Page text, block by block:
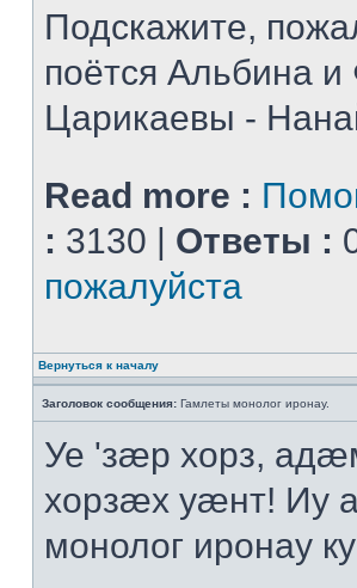
Подскажите,
поётся Альбина и
Царикаевы -
Read more :
: 3130 | Ответы :
пожалуйста
Вернуться к началу
Заголовок сообщения: Гамлеты монолог иронау.
Уе 'зæр хорз,
хорзæх уæнт! Иу
монолог иронау